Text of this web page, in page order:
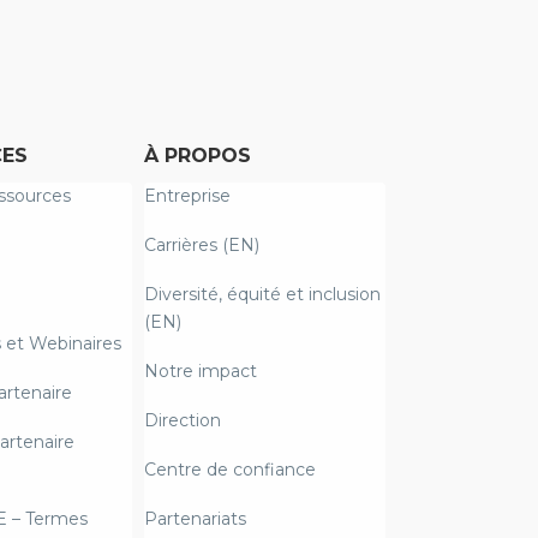
Webinaires
– Termes
À PROPOS
Entreprise
Carrières (EN)
Diversité, équité et inclusion
(EN)
Notre impact
Direction
Centre de confiance
Partenariats